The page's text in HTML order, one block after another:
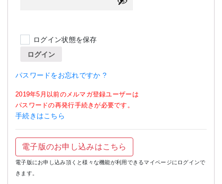
ログイン状態を保存
ログイン
パスワードをお忘れですか ?
2019年5月以前のメルマガ登録ユーザーは
パスワードの再発行手続きが必要です。
手続きはこちら
電子版のお申し込みはこちら
電子版にお申し込み頂くと様々な機能が利用できるマイページにログインで
きます。